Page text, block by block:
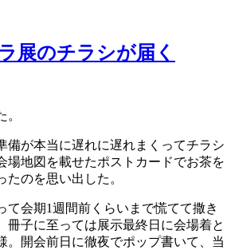
展のチラシが届く
備が本当に遅れに遅れまくってチラシ
場地図を載せたポストカードでお茶を
のを思い出した。
て会期1週間前くらいまで慌てて撒き
冊子に至っては展示最終日に会場着と
。開会前日に徹夜でポップ書いて、当